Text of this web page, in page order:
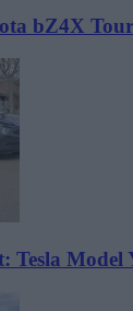
bZ4X
Tesla